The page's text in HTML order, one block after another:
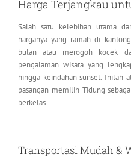
Harga Terjangkau
Salah satu kelebihan utama
harganya yang ramah di
bulan atau merogoh kocek
pengalaman wisata yang
hingga keindahan sunset. Inilah
pasangan memilih Tidung
berkelas.
Transportasi Mudah &